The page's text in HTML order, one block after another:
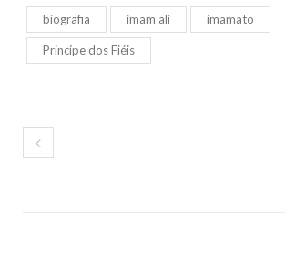
biografia imam ali imamato
Princípe dos Fiéis